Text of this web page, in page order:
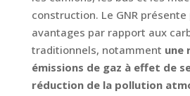
construction. Le GNR
avantages par rapport aux
traditionnels, notamment une
émissions de gaz à effet de
réduction de la pollution